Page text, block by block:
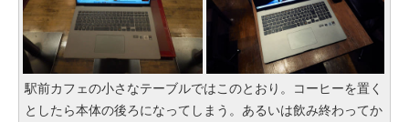
駅前カフェの小さなテーブルではこのとおり。コーヒーを置く
としたら本体の後ろになってしまう。あるいは飲み終わってか